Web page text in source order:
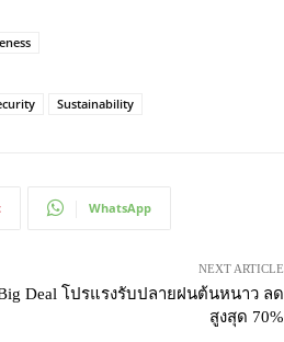
Sustainability
WhatsApp
NEXT ARTICLE
Deal โปรแรงรับปลายฝนต้นหนาว ลด
สูงสุด 70%